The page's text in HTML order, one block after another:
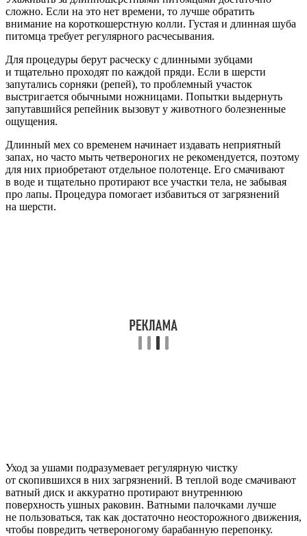
сложно. Если на это нет времени, то лучше обратить
внимание на короткошерстную колли. Густая и длинная шуба
питомца требует регулярного расчесывания.
Для процедуры берут расческу с длинными зубцами
и тщательно проходят по каждой пряди. Если в шерсти
запутались сорняки (репей), то проблемный участок
выстригается обычными ножницами. Попытки выдернуть
запутавшийся репейник вызовут у животного болезненные
ощущения.
Длинный мех со временем начинает издавать неприятный
запах, но часто мыть четвероногих не рекомендуется, поэтому
для них приобретают отдельное полотенце. Его смачивают
в воде и тщательно протирают все участки тела, не забывая
про лапы. Процедура помогает избавиться от загрязнений
на шерсти.
Уход за ушами подразумевает регулярную чистку
от скопившихся в них загрязнений. В теплой воде смачивают
ватный диск и аккуратно протирают внутреннюю
поверхность ушных раковин. Ватными палочками лучше
не пользоваться, так как достаточно неосторожного движения,
чтобы повредить четвероногому барабанную перепонку.